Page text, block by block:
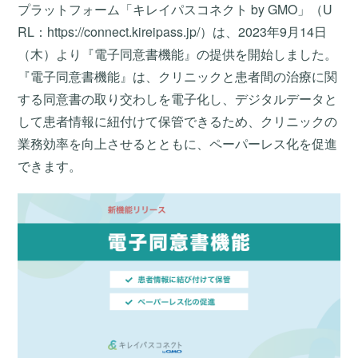
プラットフォーム「キレイパスコネクト by GMO」（U
RL： https://connect.kireipass.jp/）は、2023年9月14日
（木）より『電子同意書機能』の提供を開始しました。
『電子同意書機能』は、クリニックと患者間の治療に関
する同意書の取り交わしを電子化し、デジタルデータと
して患者情報に紐付けて保管できるため、クリニックの
業務効率を向上させるとともに、ペーパーレス化を促進
できます。